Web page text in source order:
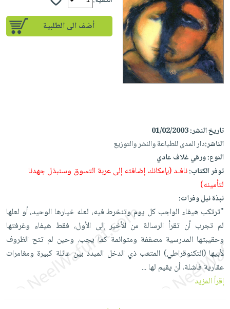
إختياراتنا
كتب
أكاديمية
صندوق
القراءة
English
iKitab
بلا
حدود
أسئلة
يتكرر
طرحها
على
Android
تحميل
iKitab
على
Apple
أسئلة
يتكرر
طرحها
تحميل
masmu3
على
على
Apple
المواضيع
الأكثر
مبيعاً
وسائل
تعليمية
تعليمية
الصحة
والعناية
الشخصية
جديد
العناية
الشخصية
العناية
وتصفيف
الشعر
العناية
بالجسم
العناية
بالأسنان
الحمية
والتغذية
والسفرة
جديد
الكل
أواني
الطهي
أدوات
الخبز
أدوات
المائدة
الأوعية
والتخزين
أدوات
متجر
الهدايا
أقسام
الأكثر
مبيعاً
العودة
للمدارس
اكسسوارات
شحن
مجاني
بنود
مختارة
اشتراكات
أضف الى الطلبية
تاريخ النشر:01/02/2003
الناشر:دار المدى للطباعة والنشر والتوزيع
النوع:ورقي غلاف عادي
توفر الكتاب:نافـد (بإمكانك إضافته إلى عربة التسوق وسنبذل جهدنا
لتأمينه)
نبذة نيل وفرات:
"ترتكب هيفاء الواجب كل يوم وتنخرط فيه، لعله خيارها الوحيد، أو لعلها
لم تجرب أن تقرأ الرسالة من الأخير إلى الأول، فقط هيفاء وغرفتها
وحقيبتها المدرسية مصففة ومتوائمة كما يجب. وحين لم تتح الظروف
لأبيها (التكنوقراطي) المتعب ذي الدخل المبدد بين عائلة كبيرة ومغامرات
عقارية فاشلة، أن يقيم لها...
إقرأ المزيد